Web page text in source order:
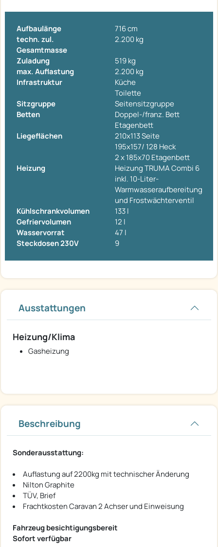
Aufbaulänge
716 cm
techn. zul.
Gesamtmasse
2.200 kg
Zuladung
519 kg
max. Auflastung
2.200 kg
Infrastruktur
Küche
Toilette
Sitzgruppe
Seitensitzgruppe
Betten
Doppel-/franz. Bett
Etagenbett
Liegeflächen
210x113 Seite
195x157/ 128 Heck
2 x 185x70 Etagenbett
Heizung
Heizung TRUMA Combi 6
inkl. 10-Liter-
Warmwasseraufbereitung
und Frostwächterventil
Kühlschrankvolumen
133 l
Gefriervolumen
12 l
Wasservorrat
47 l
Steckdosen 230V
9
Ausstattungen
Heizung/Klima
Gasheizung
Beschreibung
Sonderausstattung:
Auflastung auf 2200kg mit technischer Änderung
Nilton Graphite
TÜV, Brief
Frachtkosten Caravan 2 Achser und Einweisung
Fahrzeug besichtigungsbereit
Sofort verfügbar